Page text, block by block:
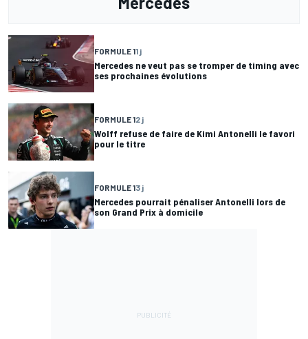
FORMULE 11 j
Mercedes ne veut pas se tromper de timing avec
ses prochaines évolutions
FORMULE 12 j
Wolff refuse de faire de Kimi Antonelli le favori
pour le titre
FORMULE 13 j
Mercedes pourrait pénaliser Antonelli lors de
son Grand Prix à domicile